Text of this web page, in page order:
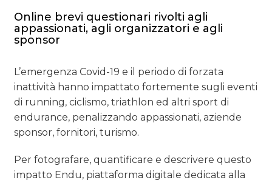
OPINIONI
Online brevi questionari rivolti agli
appassionati, agli organizzatori e agli
sponsor
L’emergenza Covid-19 e il periodo di forzata
inattività hanno impattato fortemente sugli eventi
di running, ciclismo, triathlon ed altri sport di
endurance, penalizzando appassionati, aziende
sponsor, fornitori, turismo.
Per fotografare, quantificare e descrivere questo
impatto Endu, piattaforma digitale dedicata alla